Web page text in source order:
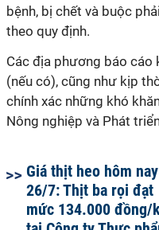
bệnh, bị chết và buộc
theo quy định.
Các địa phương báo cáo
(nếu có), cũng như kịp
chính xác những khó
Nông nghiệp và Phát
Giá thịt heo hôm nay
26/7: Thịt ba rọi đạt
mức 134.000 đồng/